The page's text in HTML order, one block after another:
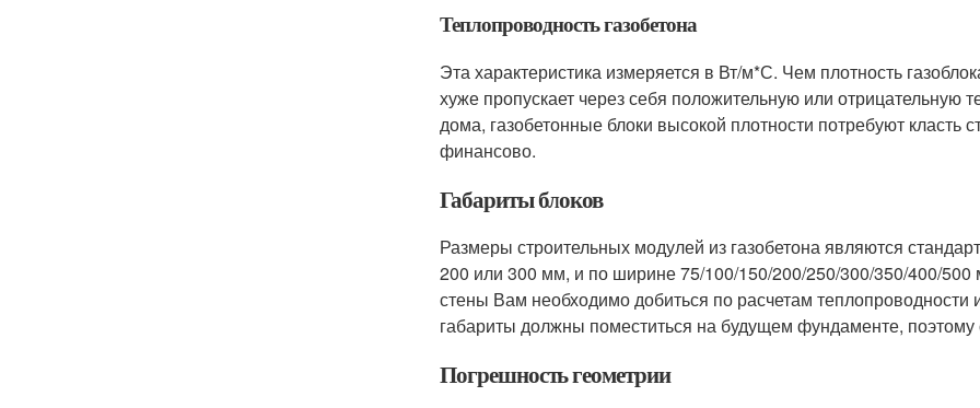
Теплопроводность газобетона
Эта характеристика измеряется в Вт/м*С. Чем плотность
хуже пропускает через себя положительную или отрицательную
дома, газобетонные блоки высокой плотности потребуют
финансово.
Габариты блоков
Размеры строительных модулей из газобетона являются
200 или 300 мм, и по ширине 75/100/150/200/250/300/350/400/
стены Вам необходимо добиться по расчетам
габариты должны поместиться на будущем фундаменте, поэтому
Погрешность геометрии